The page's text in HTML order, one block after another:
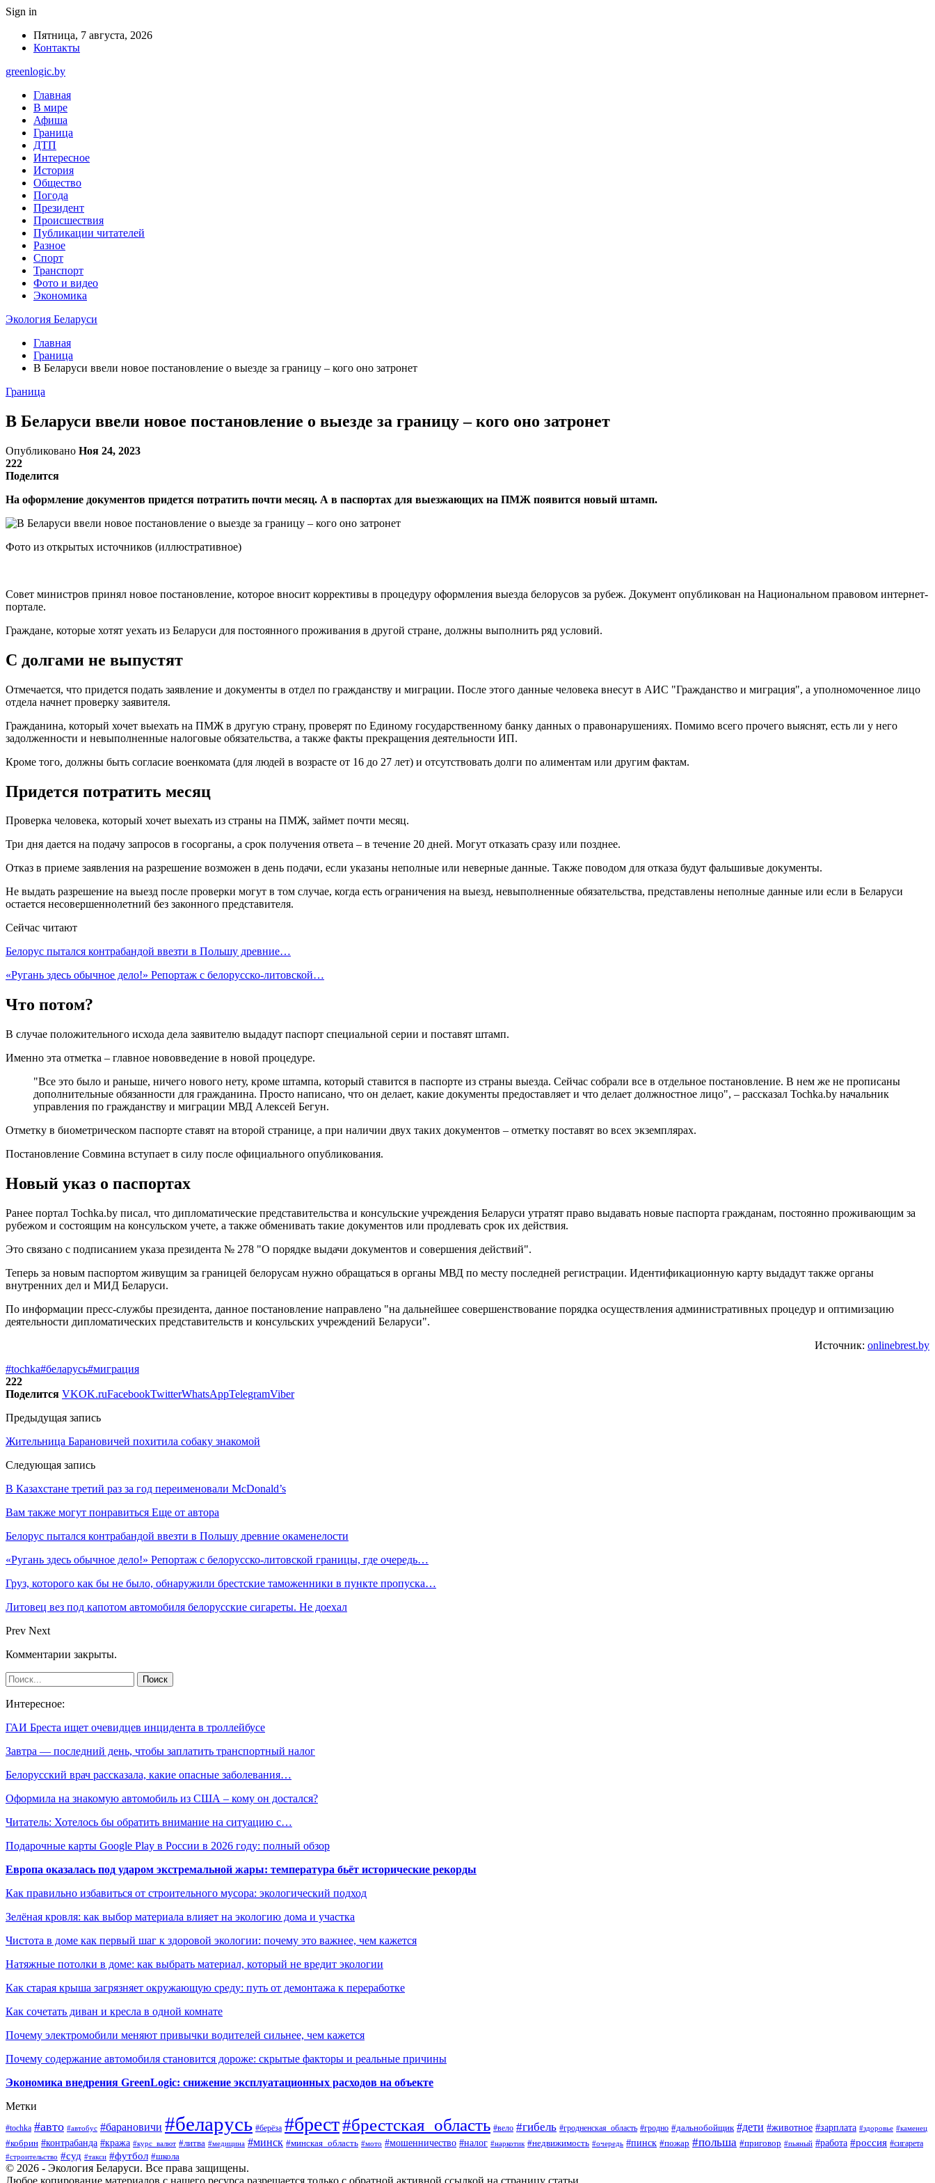
Sign in
Пятница, 7 августа, 2026
Контакты
greenlogic.by
Главная
В мире
Афиша
Граница
ДТП
Интересное
История
Общество
Погода
Президент
Происшествия
Публикации читателей
Разное
Спорт
Транспорт
Фото и видео
Экономика
Экология Беларуси
Главная
Граница
В Беларуси ввели новое постановление о выезде за границу – кого оно затронет
Граница
В Беларуси ввели новое постановление о выезде за границу – кого оно затронет
Опубликовано Ноя 24, 2023
222
Поделится
На оформление документов придется потратить почти месяц. А в паспортах для выезжающих на ПМЖ появится новый штамп.
Фото из открытых источников (иллюстративное)
Совет министров принял новое постановление, которое вносит коррективы в процедуру оформления выезда белорусов за рубеж. Документ опубликован на Национальном правовом интернет-
портале.
Граждане, которые хотят уехать из Беларуси для постоянного проживания в другой стране, должны выполнить ряд условий.
С долгами не выпустят
Отмечается, что придется подать заявление и документы в отдел по гражданству и миграции. После этого данные человека внесут в АИС "Гражданство и миграция", а уполномоченное лицо
отдела начнет проверку заявителя.
Гражданина, который хочет выехать на ПМЖ в другую страну, проверят по Единому государственному банку данных о правонарушениях. Помимо всего прочего выяснят, есть ли у него
задолженности и невыполненные налоговые обязательства, а также факты прекращения деятельности ИП.
Кроме того, должны быть согласие военкомата (для людей в возрасте от 16 до 27 лет) и отсутствовать долги по алиментам или другим фактам.
Придется потратить месяц
Проверка человека, который хочет выехать из страны на ПМЖ, займет почти месяц.
Три дня дается на подачу запросов в госорганы, а срок получения ответа – в течение 20 дней. Могут отказать сразу или позднее.
Отказ в приеме заявления на разрешение возможен в день подачи, если указаны неполные или неверные данные. Также поводом для отказа будут фальшивые документы.
Не выдать разрешение на выезд после проверки могут в том случае, когда есть ограничения на выезд, невыполненные обязательства, представлены неполные данные или если в Беларуси
остается несовершеннолетний без законного представителя.
Сейчас читают
Белорус пытался контрабандой ввезти в Польшу древние…
«Ругань здесь обычное дело!» Репортаж с белорусско-литовской…
Что потом?
В случае положительного исхода дела заявителю выдадут паспорт специальной серии и поставят штамп.
Именно эта отметка – главное нововведение в новой процедуре.
"Все это было и раньше, ничего нового нету, кроме штампа, который ставится в паспорте из страны выезда. Сейчас собрали все в отдельное постановление. В нем же не прописаны
дополнительные обязанности для гражданина. Просто написано, что он делает, какие документы предоставляет и что делает должностное лицо", – рассказал Tochka.by начальник
управления по гражданству и миграции МВД Алексей Бегун.
Отметку в биометрическом паспорте ставят на второй странице, а при наличии двух таких документов – отметку поставят во всех экземплярах.
Постановление Совмина вступает в силу после официального опубликования.
Новый указ о паспортах
Ранее портал Tochka.by писал, что дипломатические представительства и консульские учреждения Беларуси утратят право выдавать новые паспорта гражданам, постоянно проживающим за
рубежом и состоящим на консульском учете, а также обменивать такие документов или продлевать срок их действия.
Это связано с подписанием указа президента № 278 "О порядке выдачи документов и совершения действий".
Теперь за новым паспортом живущим за границей белорусам нужно обращаться в органы МВД по месту последней регистрации. Идентификационную карту выдадут также органы
внутренних дел и МИД Беларуси.
По информации пресс-службы президента, данное постановление направлено "на дальнейшее совершенствование порядка осуществления административных процедур и оптимизацию
деятельности дипломатических представительств и консульских учреждений Беларуси".
Источник: onlinebrest.by
#tochka#беларусь#миграция
222
Поделится VKOK.ruFacebookTwitterWhatsAppTelegramViber
Предыдущая запись
Жительница Барановичей похитила собаку знакомой
Следующая запись
В Казахстане третий раз за год переименовали McDonald’s
Вам также могут понравиться Еще от автора
Белорус пытался контрабандой ввезти в Польшу древние окаменелости
«Ругань здесь обычное дело!» Репортаж с белорусско-литовской границы, где очередь…
Груз, которого как бы не было, обнаружили брестские таможенники в пункте пропуска…
Литовец вез под капотом автомобиля белорусские сигареты. Не доехал
Prev Next
Комментарии закрыты.
Интересное:
ГАИ Бреста ищет очевидцев инцидента в троллейбусе
Завтра — последний день, чтобы заплатить транспортный налог
Белорусский врач рассказала, какие опасные заболевания…
Оформила на знакомую автомобиль из США – кому он достался?
Читатель: Хотелось бы обратить внимание на ситуацию с…
Подарочные карты Google Play в России в 2026 году: полный обзор
Европа оказалась под ударом экстремальной жары: температура бьёт исторические рекорды
Как правильно избавиться от строительного мусора: экологический подход
Зелёная кровля: как выбор материала влияет на экологию дома и участка
Чистота в доме как первый шаг к здоровой экологии: почему это важнее, чем кажется
Натяжные потолки в доме: как выбрать материал, который не вредит экологии
Как старая крыша загрязняет окружающую среду: путь от демонтажа к переработке
Как сочетать диван и кресла в одной комнате
Почему электромобили меняют привычки водителей сильнее, чем кажется
Почему содержание автомобиля становится дороже: скрытые факторы и реальные причины
Экономика внедрения GreenLogic: снижение эксплуатационных расходов на объекте
Метки
#tochka #авто #автобус #барановичи #беларусь #берёза #брест#брестская_область #вело #гибель #гродненская_область #гродно #дальнобойщик #дети #животное #зарплата #здоровье #каменец
#кобрин #контрабанда #кража #курс_валют #литва #медицина #минск #минская_область #мото #мошенничество #налог #наркотик #недвижимость #очередь #пинск #пожар #польша #приговор #пьяный #работа #россия #сигарета
#строительство #суд #такси #футбол #школа
© 2026 - Экология Беларуси. Все права защищены.
Любое копирование материалов с нашего ресурса разрешается только с обратной активной ссылкой на страницу статьи.